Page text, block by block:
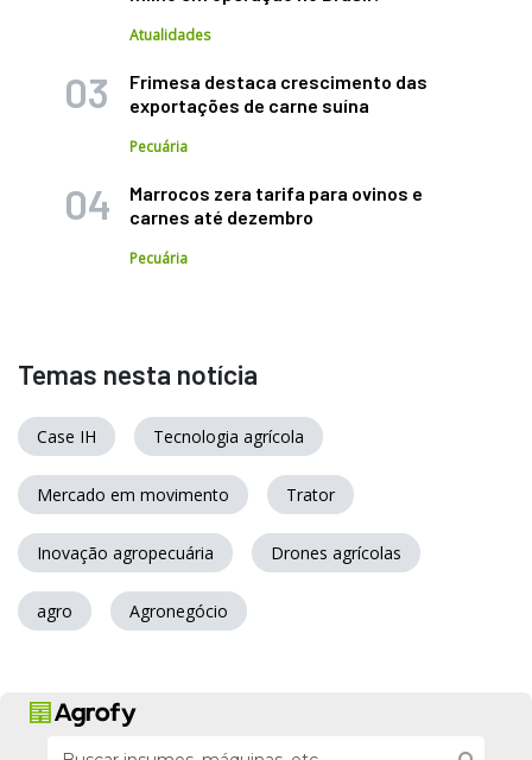
Atualidades
Frimesa destaca crescimento das
exportações de carne suína
Pecuária
Marrocos zera tarifa para ovinos e
carnes até dezembro
Pecuária
Temas nesta notícia
Case IH Tecnologia agrícola
Mercado em movimento Trator
Inovação agropecuária Drones agrícolas
agro Agronegócio